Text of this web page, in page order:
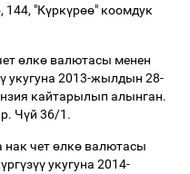
, 144, "Күркүрөө" коомдук
өлкө валютасы менен
укугуна 2013-жылдын 28-
кайтарылып алынган.
Чүй 36/1.
четөлкө валютасы
үргүзүүукугуна 2014-